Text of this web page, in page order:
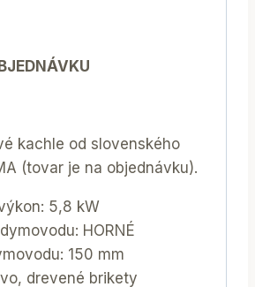
kachle od slovenského
(tovar je na objednávku).
5,8 kW
HORNÉ
150 mm
drevené brikety